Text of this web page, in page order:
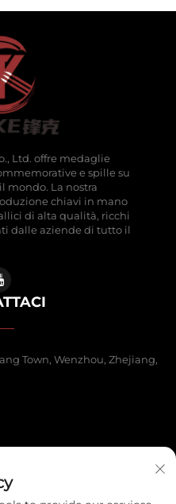
Ltd. offre medaglie
e spille su
mondo. La nostra
chiavi in mano
di alta qualità, ricchi
dalle aziende di tutto il
Town, Wenzhou, Zhejiang,